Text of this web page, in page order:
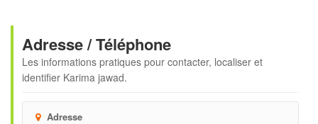
Adresse / Téléphone
Les informations pratiques pour contacter, localiser et
identifier Karima jawad.
Adresse